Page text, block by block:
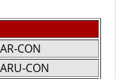
CON
CON